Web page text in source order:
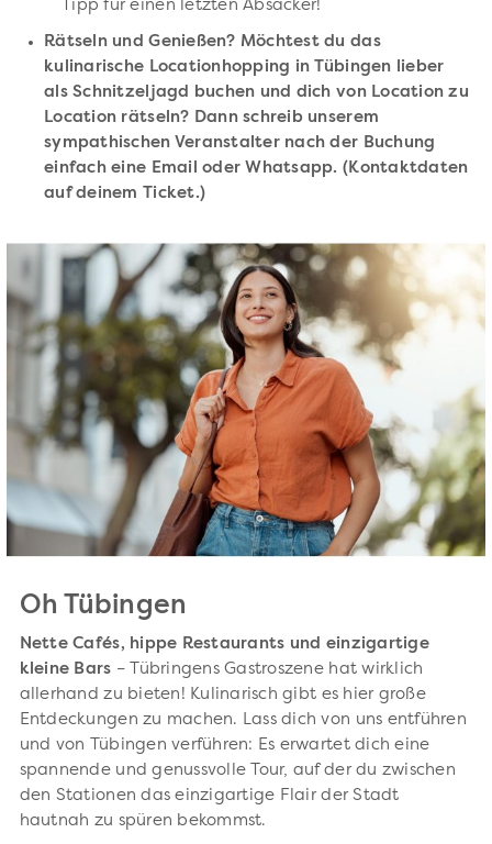
Tipp für einen letzten Absacker!
Rätseln und Genießen? Möchtest du das
kulinarische Locationhopping in Tübingen lieber
als Schnitzeljagd buchen und dich von Location zu
Location rätseln? Dann schreib unserem
sympathischen Veranstalter nach der Buchung
einfach eine Email oder Whatsapp. (Kontaktdaten
auf deinem Ticket.)
Oh Tübingen
Nette Cafés, hippe Restaurants und einzigartige
kleine Bars – Tübringens Gastroszene hat wirklich
allerhand zu bieten! Kulinarisch gibt es hier große
Entdeckungen zu machen. Lass dich von uns entführen
und von Tübingen verführen: Es erwartet dich eine
spannende und genussvolle Tour, auf der du zwischen
den Stationen das einzigartige Flair der Stadt
hautnah zu spüren bekommst.